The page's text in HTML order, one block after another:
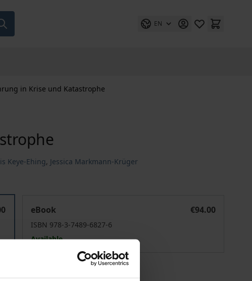
EN
in Krise und Katastrophe
Keye-Ehing, Jessica Markmann-Krüger
eBook
€94.00
ISBN 978-3-7489-6827-6
Available